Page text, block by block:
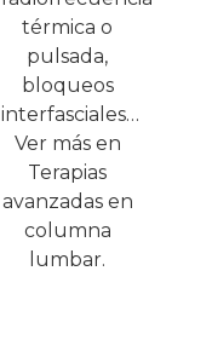
térmica o
pulsada,
bloqueos
interfasciales…
Ver más en
Terapias
avanzadas en
columna
lumbar.